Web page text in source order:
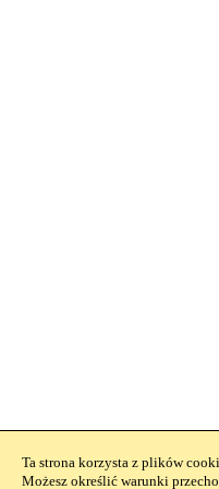
Ta strona korzysta z plików
Możesz określić warunki